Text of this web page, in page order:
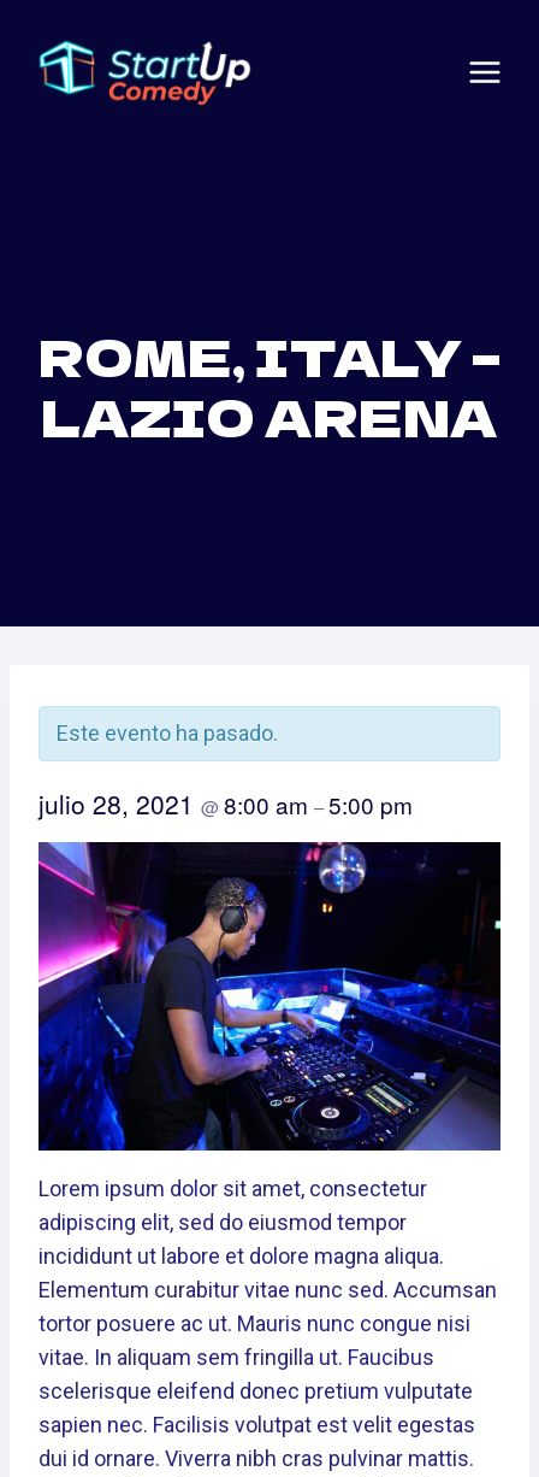
contenido
ROME, ITALY –
LAZIO ARENA
Este evento ha pasado.
julio 28, 2021 @8:00 am –5:00 pm
Lorem ipsum dolor sit amet, consectetur
adipiscing elit, sed do eiusmod tempor
incididunt ut labore et dolore magna aliqua.
Elementum curabitur vitae nunc sed. Accumsan
tortor posuere ac ut. Mauris nunc congue nisi
vitae. In aliquam sem fringilla ut. Faucibus
scelerisque eleifend donec pretium vulputate
sapien nec. Facilisis volutpat est velit egestas
dui id ornare. Viverra nibh cras pulvinar mattis.